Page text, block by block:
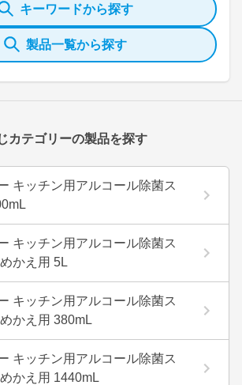
キーワードから探す
製品一覧から探す
カテゴリーの製品を探す
キッチン用アルコール除菌ス
キッチン用アルコール除菌ス
かえ用 5L
キッチン用アルコール除菌ス
かえ用 380mL
キッチン用アルコール除菌ス
かえ用 1440mL